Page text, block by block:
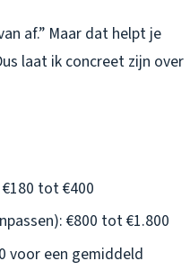
af.” Maar dat helpt je
laat ik concreet zijn over
tot €400
€800 tot €1.800
voor een gemiddeld